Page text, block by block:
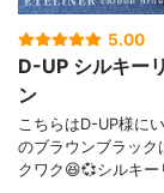
5.00
D-UP シルキー
ン
こちらはD-UP様に
のブラウンブラック
クワク😆💞シルキ